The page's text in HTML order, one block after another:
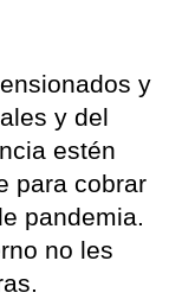
y
y del
estén
para cobrar
pandemia.
no les